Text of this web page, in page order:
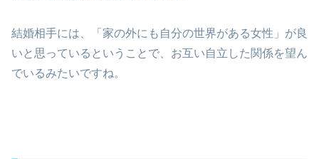
結婚相手には、「家の外にも自分の世界がある女性」が良
いと思っているということで、お互い自立した関係を望ん
でいるみたいですね。